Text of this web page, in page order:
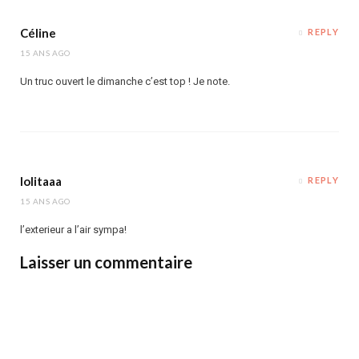
Céline
15 ANS AGO
REPLY
Un truc ouvert le dimanche c’est top ! Je note.
lolitaaa
15 ANS AGO
REPLY
l’exterieur a l’air sympa!
Laisser un commentaire